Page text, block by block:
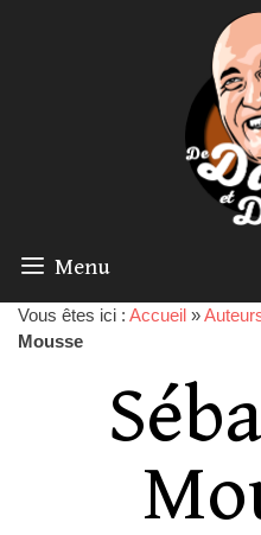
Menu
Vous êtes ici : Accueil »
Mousse